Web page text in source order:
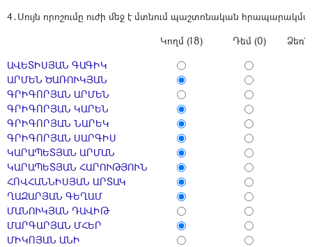
4․Սույն որոշումը ուժի մեջ է մտնում պաշտոնական
Կողմ (18)
Դեմ (0)
ԱՎԵՏԻՍՅԱՆ ԳԱԳԻԿ
ԱՐՄԵՆ ԾԱՌՈՒԿՅԱՆ
ԳՐԻԳՈՐՅԱՆ ԱՐՄԵՆ
ԳՐԻԳՈՐՅԱՆ ԿԱՐԵՆ
ԳՐԻԳՈՐՅԱՆ ՆԱՐԵԿ
ԳՐԻԳՈՐՅԱՆ ՍԱՐԳԻՍ
ԿԱՐԱՊԵՏՅԱՆ ԱՐՄԱՆ
ԿԱՐԱՊԵՏՅԱՆ ՀԱՐՈՒԹՅՈՒՆ
ՀՈՎՀԱՆՆԻՍՅԱՆ ԱՐՏԱԿ
ՂԱԶԱՐՅԱՆ ԳԵՂԱՄ
ՄԱՆՈՒԿՅԱՆ ԴԱՎԻԹ
ՄԱՐԳԱՐՅԱՆ ՄՀԵՐ
ՄԻԿՈՅԱՆ ԱՆԻ